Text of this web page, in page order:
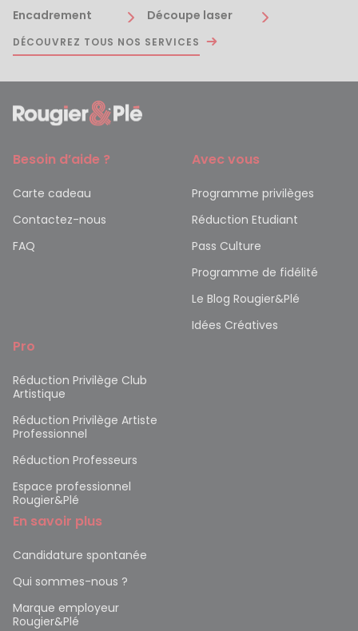
Encadrement Découpe laser
DÉCOUVREZ TOUS NOS SERVICES
Besoin d’aide ?
Carte cadeau
Contactez-nous
FAQ
Avec vous
Programme privilèges
Réduction Etudiant
Pass Culture
Programme de fidélité
Le Blog Rougier&Plé
Idées Créatives
Pro
Réduction Privilège Club
Artistique
Réduction Privilège Artiste
Professionnel
Réduction Professeurs
Espace professionnel
Rougier&Plé
En savoir plus
Candidature spontanée
Qui sommes-nous ?
Marque employeur
Rougier&Plé